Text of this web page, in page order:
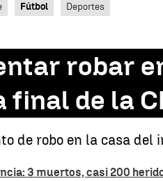
Fútbol Deportes
robar
final de la
de robo en la casa
3 muertos, casi 200